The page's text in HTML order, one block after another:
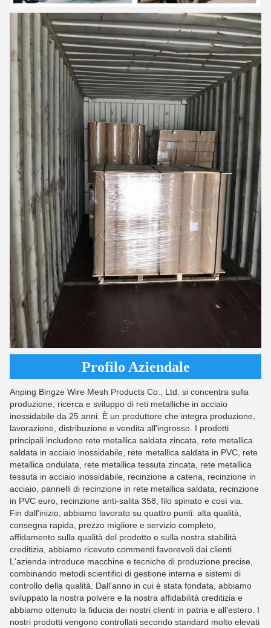
Profilo Aziendale
Anping Bingze Wire Mesh Products Co., Ltd. si concentra sulla
produzione, ricerca e sviluppo di reti metalliche in acciaio
inossidabile da 25 anni. È un produttore che integra produzione,
lavorazione, distribuzione e vendita all'ingrosso. I prodotti
principali includono rete metallica saldata zincata, rete metallica
saldata in acciaio inossidabile, rete metallica saldata in PVC, rete
metallica ondulata, rete metallica tessuta zincata, rete metallica
tessuta in acciaio inossidabile, recinzione a catena, recinzione in
acciaio, pannelli di recinzione in rete metallica saldata, recinzione
in PVC euro, recinzione anti-salita 358, filo spinato e così via.
Fin dall'inizio, abbiamo lavorato su quattro punti: alta qualità,
consegna rapida, prezzo migliore e servizio completo,
affidamento sulla qualità del prodotto e sulla nostra stabilità
creditizia, abbiamo ricevuto commenti favorevoli dai clienti.
L'azienda introduce macchine e tecniche di produzione precise,
combinando metodi scientifici di gestione interna e sistemi di
controllo della qualità. Dall'anno in cui è stata fondata, abbiamo
sviluppato la nostra polvere e la nostra affidabilità creditizia e
abbiamo ottenuto la fiducia dei nostri clienti in patria e all'estero. I
nostri prodotti vengono controllati secondo standard molto elevati